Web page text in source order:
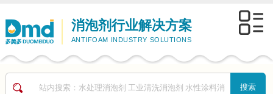
消泡剂行业解决方案
ANTIFOAM INDUSTRY SOLUTIONS